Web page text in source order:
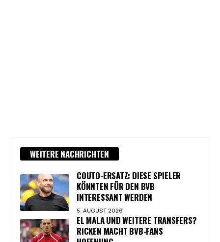
WEITERE NACHRICHTEN
COUTO-ERSATZ: DIESE SPIELER
KÖNNTEN FÜR DEN BVB
INTERESSANT WERDEN
5. AUGUST 2026
EL MALA UND WEITERE TRANSFERS?
RICKEN MACHT BVB-FANS